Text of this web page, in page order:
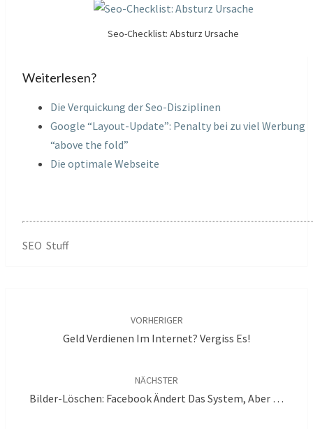
Seo-Checklist: Absturz Ursache
Weiterlesen?
Die Verquickung der Seo-Disziplinen
Google “Layout-Update”: Penalty bei zu viel Werbung
“above the fold”
Die optimale Webseite
SEO Stuff
VORHERIGER
Geld Verdienen Im Internet? Vergiss Es!
NÄCHSTER
Bilder-Löschen: Facebook Ändert Das System, Aber …